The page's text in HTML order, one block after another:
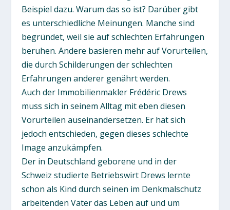
Beispiel dazu. Warum das so ist? Darüber gibt
es unterschiedliche Meinungen. Manche sind
begründet, weil sie auf schlechten Erfahrungen
beruhen. Andere basieren mehr auf Vorurteilen,
die durch Schilderungen der schlechten
Erfahrungen anderer genährt werden.
Auch der Immobilienmakler Frédéric Drews
muss sich in seinem Alltag mit eben diesen
Vorurteilen auseinandersetzen. Er hat sich
jedoch entschieden, gegen dieses schlechte
Image anzukämpfen.
Der in Deutschland geborene und in der
Schweiz studierte Betriebswirt Drews lernte
schon als Kind durch seinen im Denkmalschutz
arbeitenden Vater das Leben auf und um